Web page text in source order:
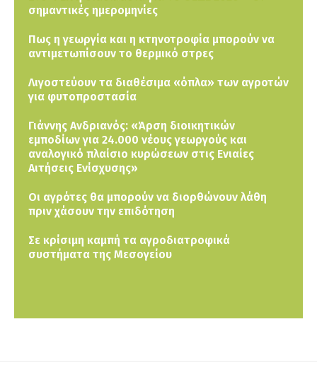
σημαντικές ημερομηνίες
Πως η γεωργία και η κτηνοτροφία μπορούν να
αντιμετωπίσουν το θερμικό στρες
Λιγοστεύουν τα διαθέσιμα «όπλα» των αγροτών
για φυτοπροστασία
Γιάννης Ανδριανός: «Άρση διοικητικών
εμποδίων για 24.000 νέους γεωργούς και
αναλογικό πλαίσιο κυρώσεων στις Ενιαίες
Αιτήσεις Ενίσχυσης»
Οι αγρότες θα μπορούν να διορθώνουν λάθη
πριν χάσουν την επιδότηση
Σε κρίσιμη καμπή τα αγροδιατροφικά
συστήματα της Μεσογείου